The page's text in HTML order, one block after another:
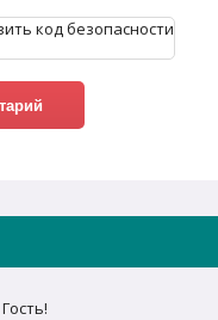
Гость!